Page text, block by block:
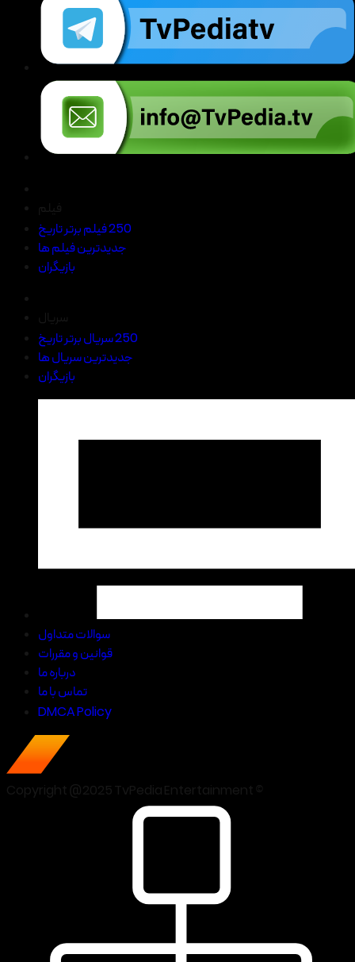
250 فیلم برتر تاریخ
جدیدترین فیلم ها
بازیگران
250 سریال برتر تاریخ
جدیدترین سریال ها
بازیگران
سوالات متداول
قوانین و مقررات
درباره ما
تماس با ما
DMCA Policy